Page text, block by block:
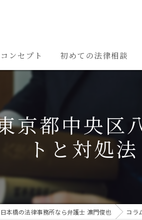
コンセプト 初めての法律相談
京都中央区
トと対処法
本橋の法律事務所なら弁護士 濵門俊也 コラ